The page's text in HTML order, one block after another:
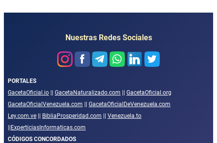
Nuestras Redes Sociales
PORTALES
GacetaOficial.io || GacetaNaturalizado.com || GacetaOficial.org
GacetaOficialVenezuela.com || GacetaOficialDeVenezuela.com
Ley.com.ve || BibliaProsperidad.com || Venezuela.to
||ExperticiasInformaticas.com
CÓDIGOS CONCORDADOS